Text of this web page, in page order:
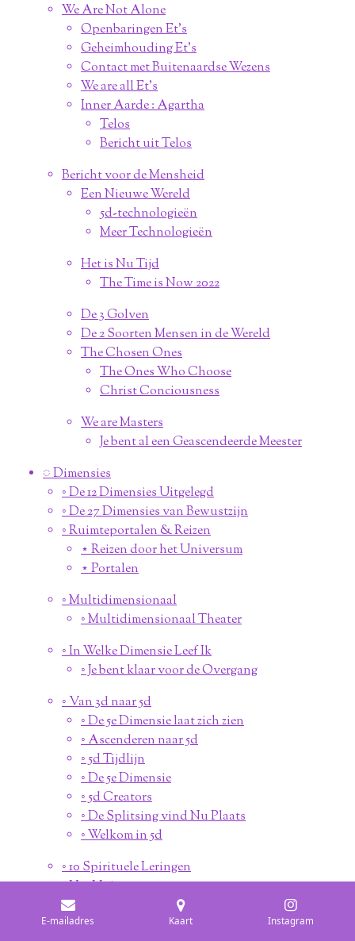
We Are Not Alone
Openbaringen Et's
Geheimhouding Et's
Contact met Buitenaardse Wezens
We are all Et's
Inner Aarde : Agartha
Telos
Bericht uit Telos
Bericht voor de Mensheid
Een Nieuwe Wereld
5d-technologieën
Meer Technologieën
Het is Nu Tijd
The Time is Now 2022
De 3 Golven
De 2 Soorten Mensen in de Wereld
The Chosen Ones
The Ones Who Choose
Christ Conciousness
We are Masters
Je bent al een Geascendeerde Meester
◌ Dimensies
◦ De 12 Dimensies Uitgelegd
◦ De 27 Dimensies van Bewustzijn
◦ Ruimteportalen & Reizen
⋆ Reizen door het Universum
⋆ Portalen
◦ Multidimensionaal
◦ Multidimensionaal Theater
◦ In Welke Dimensie Leef Ik
◦ Je bent klaar voor de Overgang
◦ Van 3d naar 5d
◦ De 5e Dimensie laat zich zien
◦ Ascenderen naar 5d
◦ 5d Tijdlijn
◦ De 5e Dimensie
◦ 5d Creators
◦ De Splitsing vind Nu Plaats
◦ Welkom in 5d
◦ 10 Spirituele Leringen
◦ Het Universum
⋆ Een Levend Universum
⋆ Wetten van het Universum
E-mailadres Kaart Instagram